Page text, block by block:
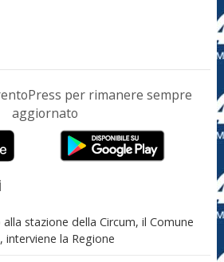
per rimanere sempre
aggiornato
stazione della Circum, il Comune
interviene la Regione